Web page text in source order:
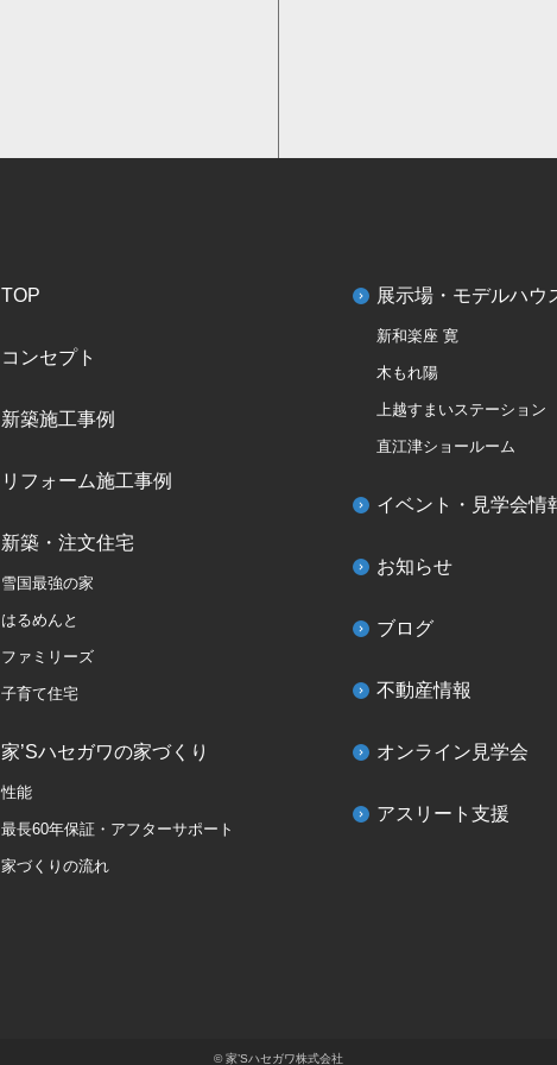
TOP
コンセプト
新築施工事例
リフォーム施工事例
新築・注文住宅
雪国最強の家
はるめんと
ファミリーズ
子育て住宅
家’Sハセガワの家づくり
性能
最長60年保証・アフターサポート
家づくりの流れ
展示場・モデルハウ
新和楽座 寛
木もれ陽
上越すまいステーション
直江津ショールーム
イベント・見学会情
お知らせ
ブログ
不動産情報
オンライン見学会
アスリート支援
© 家’Sハセガワ株式会社